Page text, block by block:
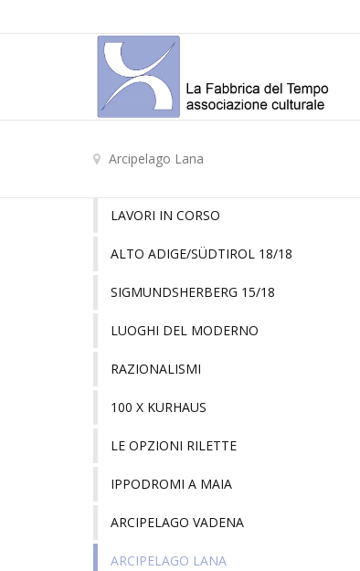
Arcipelago Lana
LAVORI IN CORSO
ALTO ADIGE/SÜDTIROL 18/18
SIGMUNDSHERBERG 15/18
LUOGHI DEL MODERNO
RAZIONALISMI
100 X KURHAUS
LE OPZIONI RILETTE
IPPODROMI A MAIA
ARCIPELAGO VADENA
ARCIPELAGO LANA